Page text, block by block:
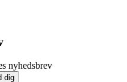
nyhedsbrev
dig